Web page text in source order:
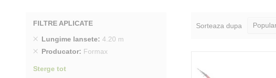
Sorteaza dupa
FILTRE APLICATE
Lungime lansete 4.20 m
Sterge
produs
Producator Formax
Sterge
Sterge tot